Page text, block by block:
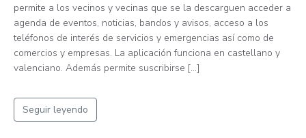
permite a los vecinos y vecinas que se la descarguen acceder a
agenda de eventos, noticias, bandos y avisos, acceso a los
teléfonos de interés de servicios y emergencias así como de
comercios y empresas. La aplicación funciona en castellano y
valenciano. Además permite suscribirse […]
Seguir leyendo